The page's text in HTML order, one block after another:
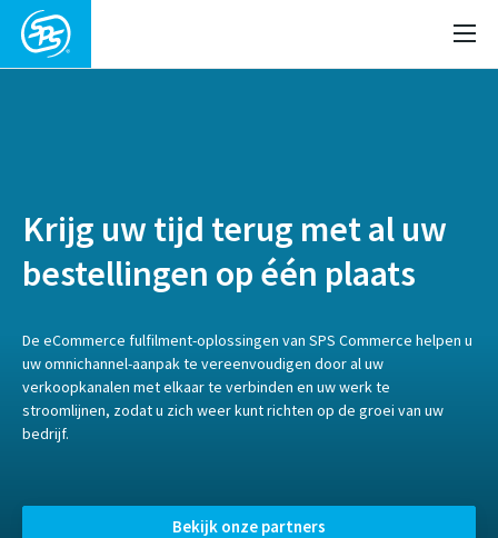
Krijg uw tijd terug met al uw
bestellingen op één plaats
De eCommerce fulfilment-oplossingen van SPS Commerce helpen u
uw omnichannel-aanpak te vereenvoudigen door al uw
verkoopkanalen met elkaar te verbinden en uw werk te
stroomlijnen, zodat u zich weer kunt richten op de groei van uw
bedrijf.
Bekijk onze partners